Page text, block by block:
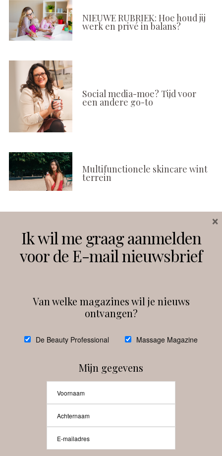
NIEUWE RUBRIEK: Hoe houd jij
werk en privé in balans?
Social media-moe? Tijd voor
een andere go-to
Multifunctionele skincare wint
terrein
Instagram Facebook
debeautyprofessional
Beauty-Pro.nl
Ik wil me graag aanmelden
voor de E-mail nieuwsbrief
Van welke magazines wil je nieuws
ontvangen?
De Beauty Professional Massage Magazine
Mijn gegevens
×